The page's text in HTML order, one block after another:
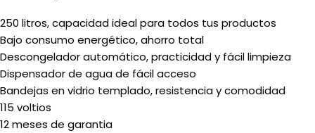
250 litros, capacidad ideal para todos tus productos
Bajo consumo energético, ahorro total
Descongelador automático, practicidad y fácil limpieza
Dispensador de agua de fácil acceso
Bandejas en vidrio templado, resistencia y comodidad
115 voltios
12 meses de garantia